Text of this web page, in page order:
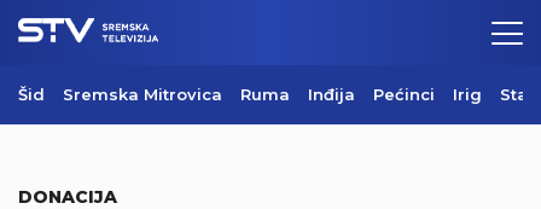
Šid Sremska Mitrovica Ruma Inđija Pećinci Irig
DONACIJA